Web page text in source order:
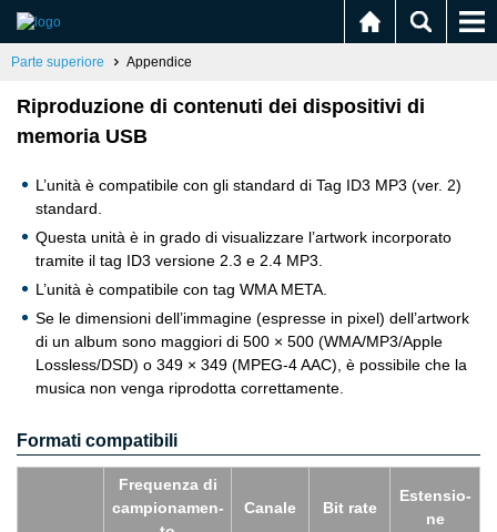
Parte superiore Appendice
Riproduzione di contenuti dei dispositivi di
memoria USB
L’unità è compatibile con gli standard di Tag ID3 MP3 (ver. 2)
standard.
Questa unità è in grado di visualizzare l’artwork incorporato
tramite il tag ID3 versione 2.3 e 2.4 MP3.
L’unità è compatibile con tag WMA META.
Se le dimensioni dell’immagine (espresse in pixel) dell’artwork
di un album sono maggiori di 500 × 500 (WMA/MP3/Apple
Lossless/DSD) o 349 × 349 (MPEG-4 AAC), è possibile che la
musica non venga riprodotta correttamente.
Formati compatibili
Fre­quen­za di
cam­pio­na­men­
Ca­na­le Bit rate
Esten­sio­
ne